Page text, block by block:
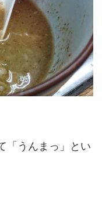
「うんまっ」とい